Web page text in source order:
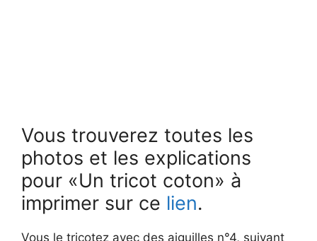
Vous trouverez toutes les
photos et les explications
pour «Un tricot coton» à
imprimer sur ce lien.
Vous le tricotez avec des aiguilles n°4, suivant